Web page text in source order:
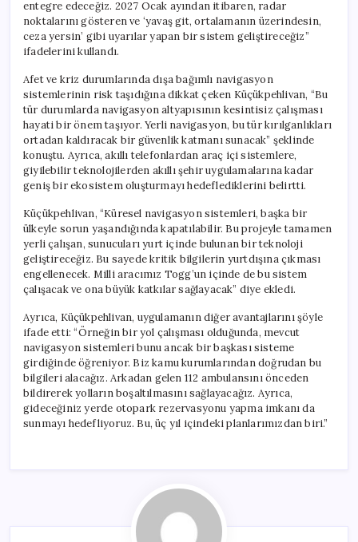
entegre edeceğiz. 2027 Ocak ayından itibaren, radar
noktalarını gösteren ve ‘yavaş git, ortalamanın üzerindesin,
ceza yersin’ gibi uyarılar yapan bir sistem geliştireceğiz”
ifadelerini kullandı.
Afet ve kriz durumlarında dışa bağımlı navigasyon
sistemlerinin risk taşıdığına dikkat çeken Küçükpehlivan, “Bu
tür durumlarda navigasyon altyapısının kesintisiz çalışması
hayati bir önem taşıyor. Yerli navigasyon, bu tür kırılganlıkları
ortadan kaldıracak bir güvenlik katmanı sunacak” şeklinde
konuştu. Ayrıca, akıllı telefonlardan araç içi sistemlere,
giyilebilir teknolojilerden akıllı şehir uygulamalarına kadar
geniş bir ekosistem oluşturmayı hedeflediklerini belirtti.
Küçükpehlivan, “Küresel navigasyon sistemleri, başka bir
ülkeyle sorun yaşandığında kapatılabilir. Bu projeyle tamamen
yerli çalışan, sunucuları yurt içinde bulunan bir teknoloji
geliştireceğiz. Bu sayede kritik bilgilerin yurtdışına çıkması
engellenecek. Milli aracımız Togg’un içinde de bu sistem
çalışacak ve ona büyük katkılar sağlayacak” diye ekledi.
Ayrıca, Küçükpehlivan, uygulamanın diğer avantajlarını şöyle
ifade etti: “Örneğin bir yol çalışması olduğunda, mevcut
navigasyon sistemleri bunu ancak bir başkası sisteme
girdiğinde öğreniyor. Biz kamu kurumlarından doğrudan bu
bilgileri alacağız. Arkadan gelen 112 ambulansını önceden
bildirerek yolların boşaltılmasını sağlayacağız. Ayrıca,
gideceğiniz yerde otopark rezervasyonu yapma imkanı da
sunmayı hedefliyoruz. Bu, üç yıl içindeki planlarımızdan biri.”